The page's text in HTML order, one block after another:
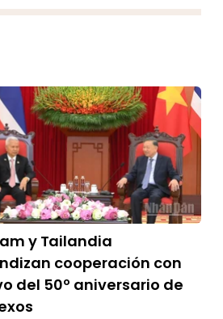
y Tailandia
cooperación con
del 50º aniversario de